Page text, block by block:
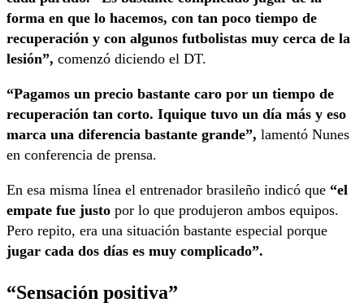
forma en que lo hacemos, con tan poco tiempo de
recuperación y con algunos futbolistas muy cerca de la
lesión”, comenzó diciendo el DT.
“Pagamos un precio bastante caro por un tiempo de
recuperación tan corto. Iquique tuvo un día más y eso
marca una diferencia bastante grande”, lamentó Nunes
en conferencia de prensa.
En esa misma línea el entrenador brasileño indicó que “el
empate fue justo por lo que produjeron ambos equipos.
Pero repito, era una situación bastante especial porque
jugar cada dos días es muy complicado”.
“Sensación positiva”